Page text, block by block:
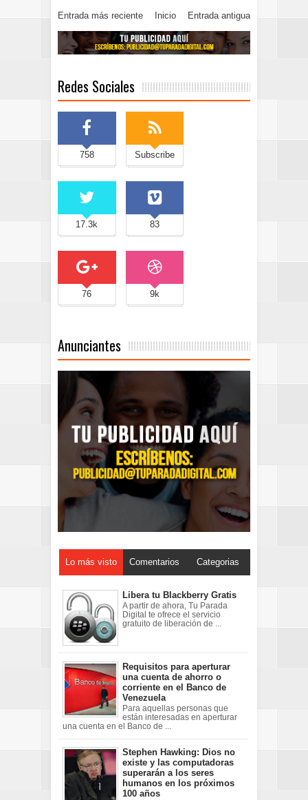
Entrada más reciente Entrada antigua
Inicio
Redes Sociales
758 Subscribe
17.3k 83
76 9k
Anunciantes
Lo más visto Comentarios Categorias
Libera tu Blackberry Gratis
A partir de ahora, Tu Parada
Digital te ofrece el servicio
gratuito de liberación de ...
Requisitos para aperturar
una cuenta de ahorro o
corriente en el Banco de
Venezuela
Para aquellas personas que
están interesadas en aperturar
una cuenta en el Banco de ...
Stephen Hawking: Dios no
existe y las computadoras
superarán a los seres
humanos en los próximos
100 años